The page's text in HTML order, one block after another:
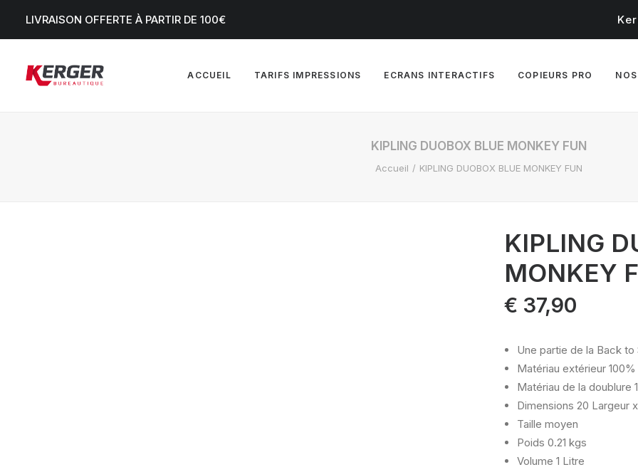
LIVRAISON OFFERTE À PARTIR DE 100€
ACCUEIL TARIFS IMPRESSIONS ECRANS INTERACTIFS COPIEURS PRO
KIPLING DUOBOX BLUE MONKEY FUN
Accueil KIPLING DUOBOX BLUE MONKEY FUN
KIPLING
MONKEY
€ 37,90
Une partie de la Back
Matériau extérieur
Matériau de la doublure
Dimensions 20 Largeur
Taille moyen
Poids 0.21 kgs
Volume 1 Litre